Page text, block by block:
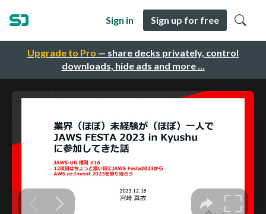
Upgrade to Pro — share decks privately, control
downloads, hide ads and more …
Sign in Sign up for free